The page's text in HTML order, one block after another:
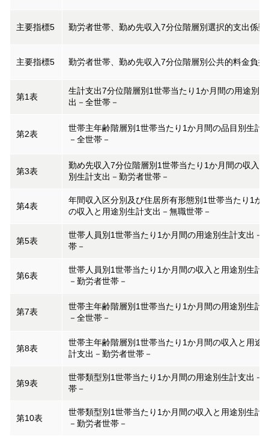
主要指標5 勤労者世帯、勤め先収入7分位階層別選択的支出係数
主要指標5 勤労者世帯、勤め先収入7分位階層別公共的料金負担
第1表
生計支出7分位階層別1世帯当たり1か月間の用途別
出－全世帯－
第2表
世帯主年齢階層別1世帯当たり1か月間の品目別生計
－全世帯－
第3表
勤め先収入7分位階層別1世帯当たり1か月間の収入
別生計支出－勤労者世帯－
第4表
年間収入区分別及び住居所有形態別1世帯当たり1か
の収入と用途別生計支出－無職世帯－
第5表
世帯人員別1世帯当たり1か月間の用途別生計支出－
帯－
第6表
世帯人員別1世帯当たり1か月間の収入と用途別生計
－勤労者世帯－
第7表
世帯主年齢階層別1世帯当たり1か月間の用途別生計
－全世帯－
第8表
世帯主年齢階層別1世帯当たり1か月間の収入と用途
計支出－勤労者世帯－
第9表
世帯類型別1世帯当たり1か月間の用途別生計支出－
帯－
第10表
世帯類型別1世帯当たり1か月間の収入と用途別生計
－勤労者世帯－